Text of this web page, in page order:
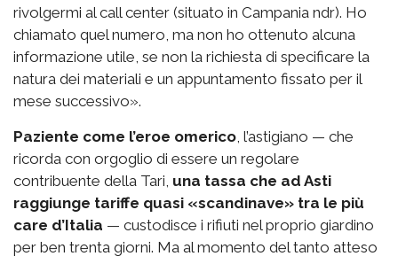
rivolgermi al call center (situato in Campania ndr). Ho
chiamato quel numero, ma non ho ottenuto alcuna
informazione utile, se non la richiesta di specificare la
natura dei materiali e un appuntamento fissato per il
mese successivo».
Paziente come l’eroe omerico , l’astigiano — che
ricorda con orgoglio di essere un regolare
contribuente della Tari, una tassa che ad Asti
raggiunge tariffe quasi «scandinave» tra le più
care d’Italia — custodisce i rifiuti nel proprio giardino
per ben trenta giorni. Ma al momento del tanto atteso